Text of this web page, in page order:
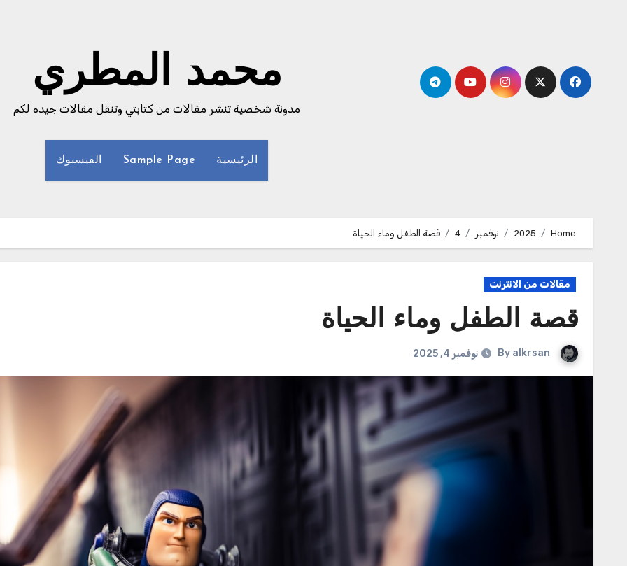
محمد المطري
مدونة شخصية تنشر مقالات من كتابتي وتنقل مقالات جيده لكم
الرئيسية Sample Page الفيسبوك
Home
2025 نوفمبر 4 قصة الطفل وماء الحياة
مقالات من الانترنت
قصة الطفل وماء الحياة
By alkrsan نوفمبر 4, 2025